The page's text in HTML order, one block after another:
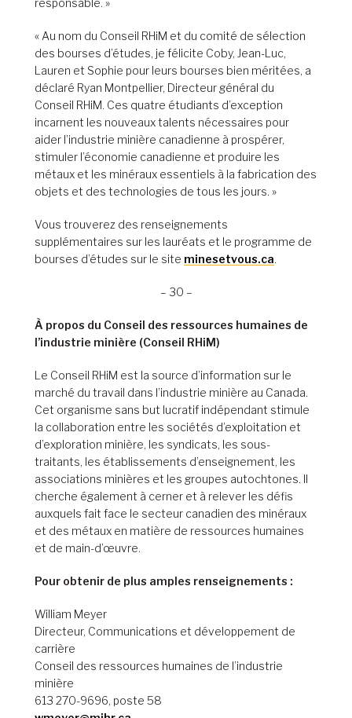
« Au nom du Conseil RHiM et du comité de sélection
des bourses d’études, je félicite Coby, Jean-Luc,
Lauren et Sophie pour leurs bourses bien méritées, a
déclaré Ryan Montpellier, Directeur général du
Conseil RHiM. Ces quatre étudiants d’exception
incarnent les nouveaux talents nécessaires pour
aider l’industrie minière canadienne à prospérer,
stimuler l’économie canadienne et produire les
métaux et les minéraux essentiels à la fabrication des
objets et des technologies de tous les jours. »
Vous trouverez des renseignements
supplémentaires sur les lauréats et le programme de
bourses d’études sur le site minesetvous.ca.
– 30 –
À propos du Conseil des ressources humaines de
l’industrie minière (Conseil RHiM)
Le Conseil RHiM est la source d’information sur le
marché du travail dans l’industrie minière au Canada.
Cet organisme sans but lucratif indépendant stimule
la collaboration entre les sociétés d’exploitation et
d’exploration minière, les syndicats, les sous-
traitants, les établissements d’enseignement, les
associations minières et les groupes autochtones. Il
cherche également à cerner et à relever les défis
auxquels fait face le secteur canadien des minéraux
et des métaux en matière de ressources humaines
et de main-d’œuvre.
Pour obtenir de plus amples renseignements :
William Meyer
Directeur, Communications et développement de
carrière
Conseil des ressources humaines de l’industrie
minière
613 270-9696, poste 58